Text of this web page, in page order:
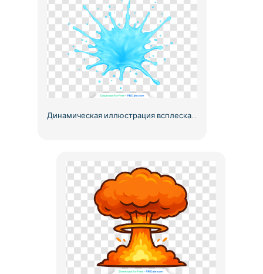
Динамическая иллюстрация всплеска воды бесплатно PNG